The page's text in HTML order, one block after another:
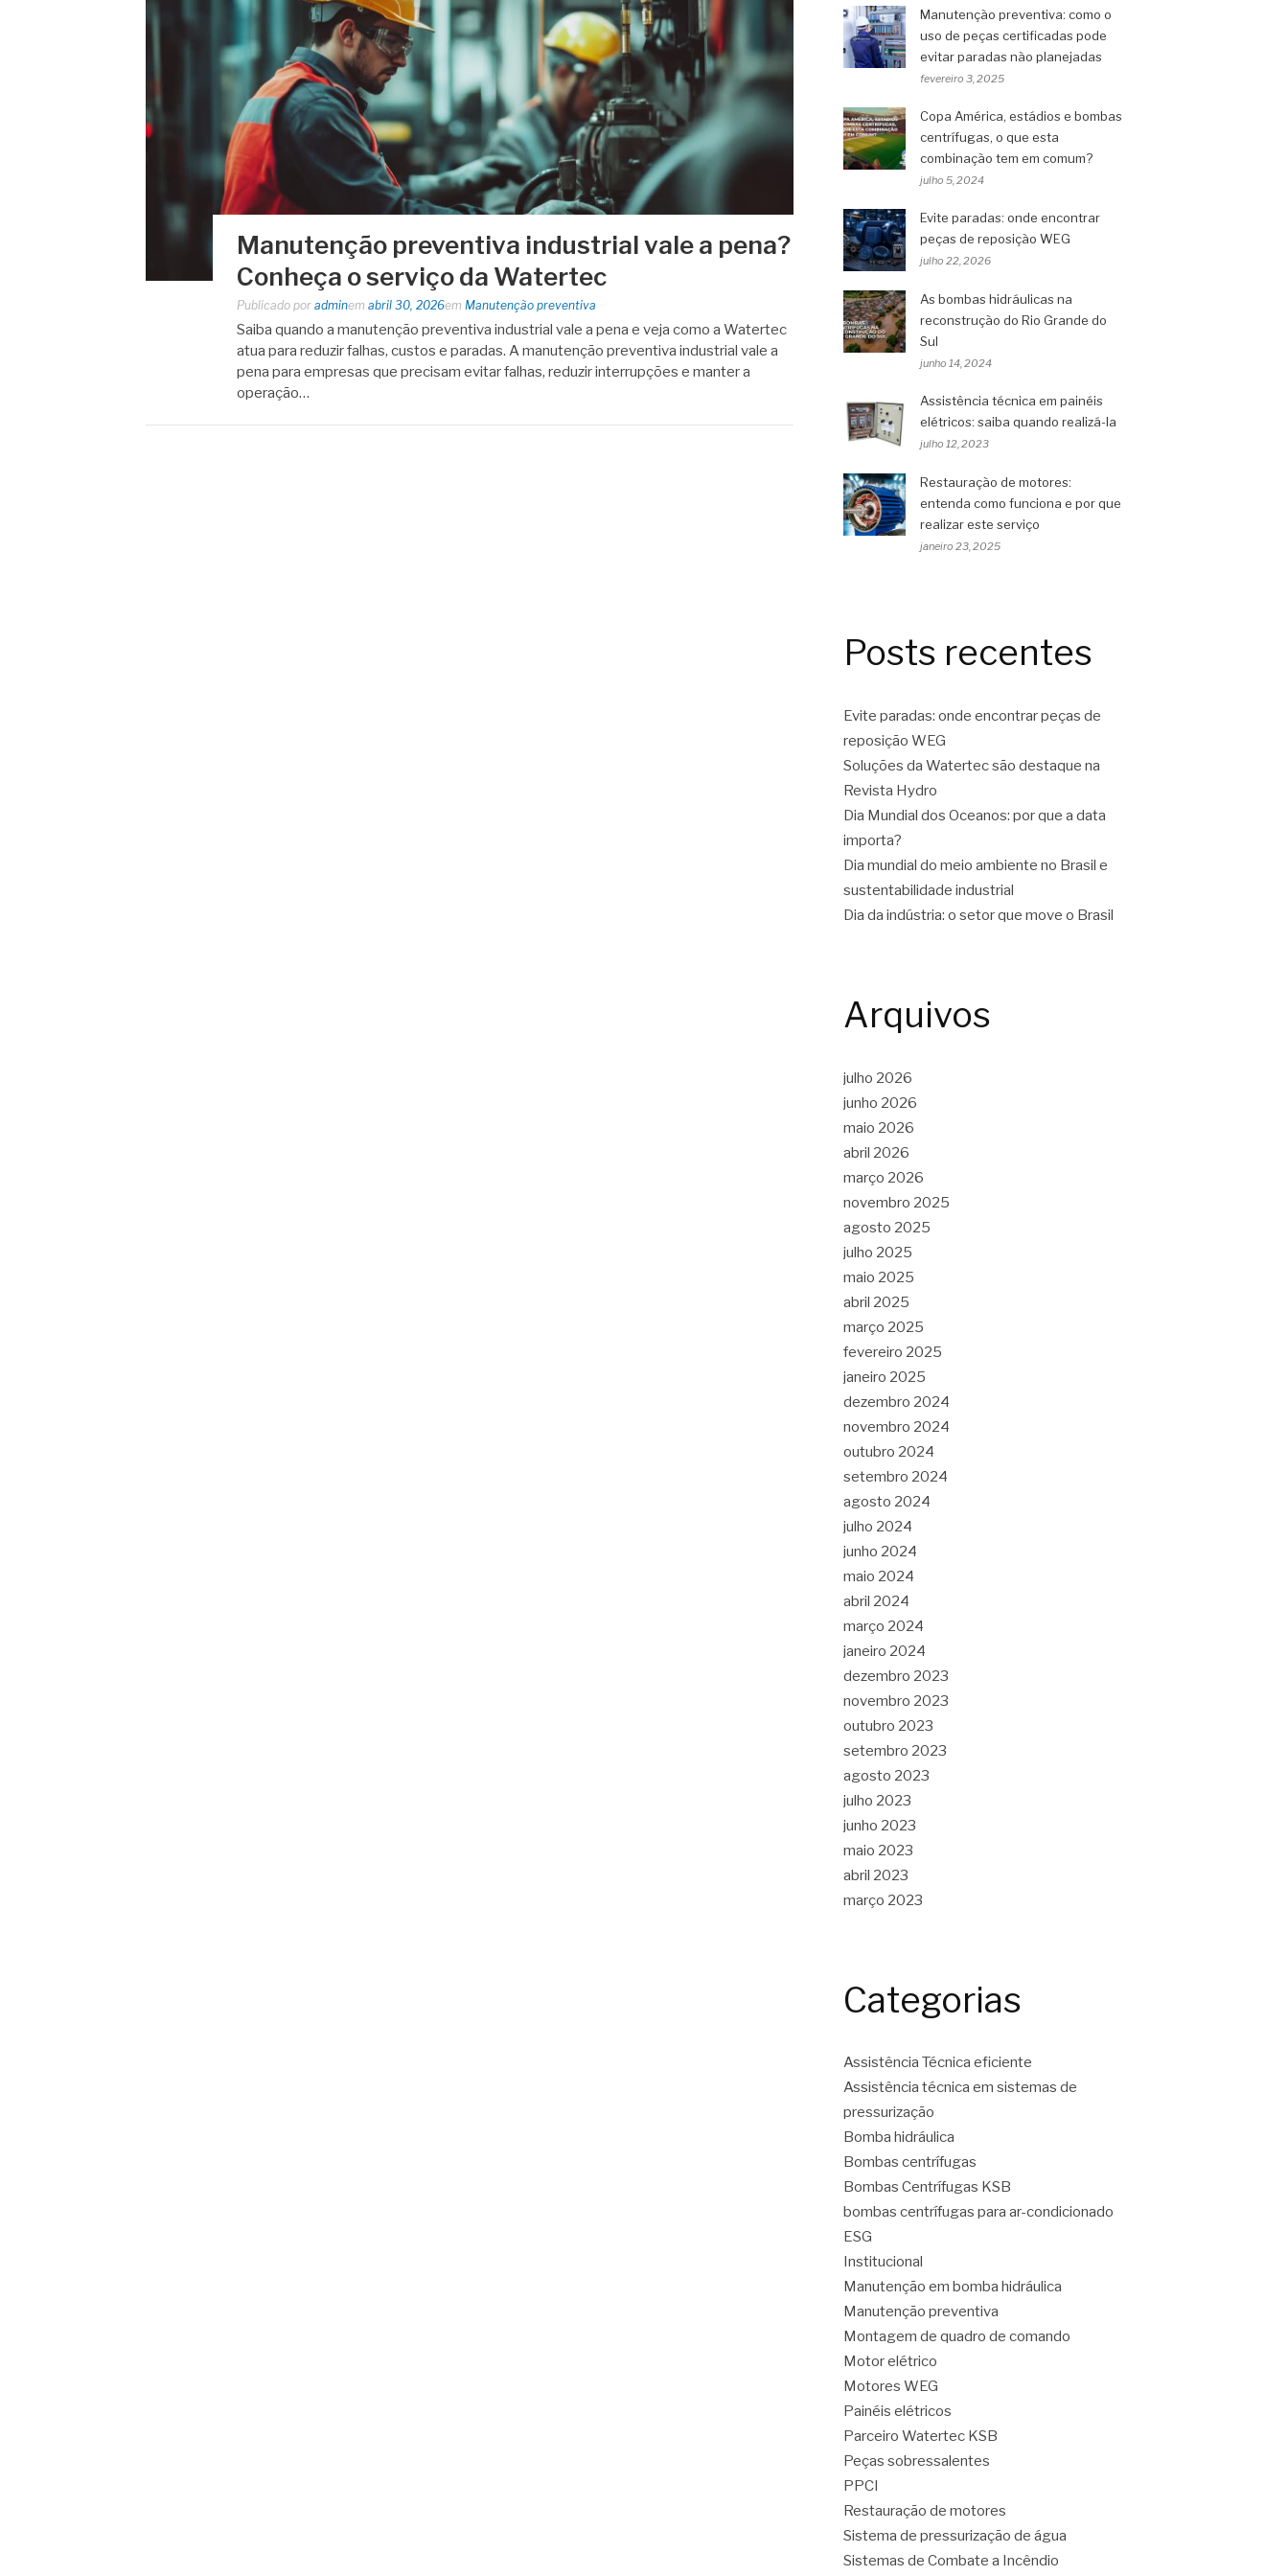
Manutenção preventiva industrial vale a pena?
Conheça o serviço da Watertec
Publicado por adminem abril 30, 2026em Manutenção preventiva
Saiba quando a manutenção preventiva industrial vale a pena e veja como a Watertec
atua para reduzir falhas, custos e paradas. A manutenção preventiva industrial vale a
pena para empresas que precisam evitar falhas, reduzir interrupções e manter a
operação…
Manutenção preventiva: como o
uso de peças certificadas pode
evitar paradas não planejadas
fevereiro 3, 2025
Copa América, estádios e bombas
centrífugas, o que esta
combinação tem em comum?
julho 5, 2024
Evite paradas: onde encontrar
peças de reposição WEG
julho 22, 2026
As bombas hidráulicas na
reconstrução do Rio Grande do
Sul
junho 14, 2024
Assistência técnica em painéis
elétricos: saiba quando realizá-la
julho 12, 2023
Restauração de motores:
entenda como funciona e por que
realizar este serviço
janeiro 23, 2025
Posts recentes
Evite paradas: onde encontrar peças de
reposição WEG
Soluções da Watertec são destaque na
Revista Hydro
Dia Mundial dos Oceanos: por que a data
importa?
Dia mundial do meio ambiente no Brasil e
sustentabilidade industrial
Dia da indústria: o setor que move o Brasil
Arquivos
julho 2026
junho 2026
maio 2026
abril 2026
março 2026
novembro 2025
agosto 2025
julho 2025
maio 2025
abril 2025
março 2025
fevereiro 2025
janeiro 2025
dezembro 2024
novembro 2024
outubro 2024
setembro 2024
agosto 2024
julho 2024
junho 2024
maio 2024
abril 2024
março 2024
janeiro 2024
dezembro 2023
novembro 2023
outubro 2023
setembro 2023
agosto 2023
julho 2023
junho 2023
maio 2023
abril 2023
março 2023
Categorias
Assistência Técnica eficiente
Assistência técnica em sistemas de
pressurização
Bomba hidráulica
Bombas centrífugas
Bombas Centrífugas KSB
bombas centrífugas para ar-condicionado
ESG
Institucional
Manutenção em bomba hidráulica
Manutenção preventiva
Montagem de quadro de comando
Motor elétrico
Motores WEG
Painéis elétricos
Parceiro Watertec KSB
Peças sobressalentes
PPCI
Restauração de motores
Sistema de pressurização de água
Sistemas de Combate a Incêndio